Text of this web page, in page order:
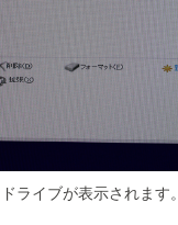
ライブが表示されます。